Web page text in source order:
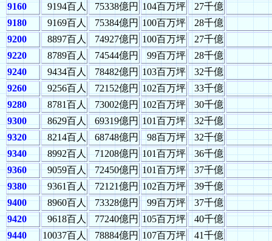
9160
9194百人 75338億円 104百万坪
27千億
9180
9169百人 75384億円 100百万坪
28千億
9200
8897百人 74927億円 100百万坪
27千億
9220
8789百人 74544億円 99百万坪
28千億
9240
9434百人 78482億円 103百万坪
32千億
9260
9256百人 72152億円 102百万坪
33千億
9280
8781百人 73002億円 102百万坪
30千億
9300
8629百人 69319億円 101百万坪
32千億
9320
8214百人 68748億円 98百万坪
32千億
9340
8992百人 71208億円 101百万坪
36千億
9360
9059百人 72450億円 101百万坪
37千億
9380
9361百人 72121億円 102百万坪
39千億
9400
8960百人 73328億円 99百万坪
37千億
9420
9618百人 77240億円 105百万坪
40千億
9440
10037百人 78884億円 107百万坪
41千億